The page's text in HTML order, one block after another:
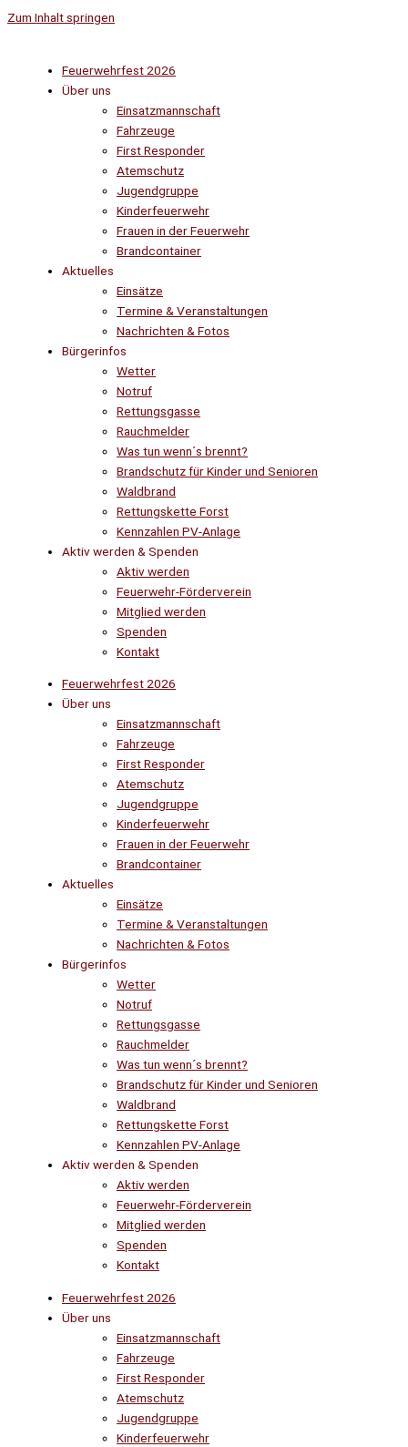
Zum Inhalt springen
Feuerwehrfest 2026
Über uns
Einsatzmannschaft
Fahrzeuge
First Responder
Atemschutz
Jugendgruppe
Kinderfeuerwehr
Frauen in der Feuerwehr
Brandcontainer
Aktuelles
Einsätze
Termine & Veranstaltungen
Nachrichten & Fotos
Bürgerinfos
Wetter
Notruf
Rettungsgasse
Rauchmelder
Was tun wenn´s brennt?
Brandschutz für Kinder und Senioren
Waldbrand
Rettungskette Forst
Kennzahlen PV-Anlage
Aktiv werden & Spenden
Aktiv werden
Feuerwehr-Förderverein
Mitglied werden
Spenden
Kontakt
Feuerwehrfest 2026
Über uns
Einsatzmannschaft
Fahrzeuge
First Responder
Atemschutz
Jugendgruppe
Kinderfeuerwehr
Frauen in der Feuerwehr
Brandcontainer
Aktuelles
Einsätze
Termine & Veranstaltungen
Nachrichten & Fotos
Bürgerinfos
Wetter
Notruf
Rettungsgasse
Rauchmelder
Was tun wenn´s brennt?
Brandschutz für Kinder und Senioren
Waldbrand
Rettungskette Forst
Kennzahlen PV-Anlage
Aktiv werden & Spenden
Aktiv werden
Feuerwehr-Förderverein
Mitglied werden
Spenden
Kontakt
Feuerwehrfest 2026
Über uns
Einsatzmannschaft
Fahrzeuge
First Responder
Atemschutz
Jugendgruppe
Kinderfeuerwehr